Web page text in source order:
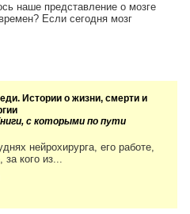
наше представление о мозге
Если сегодня мозг
Истории о жизни, смерти и
с которыми по пути
нейрохирурга, его работе,
кого из...